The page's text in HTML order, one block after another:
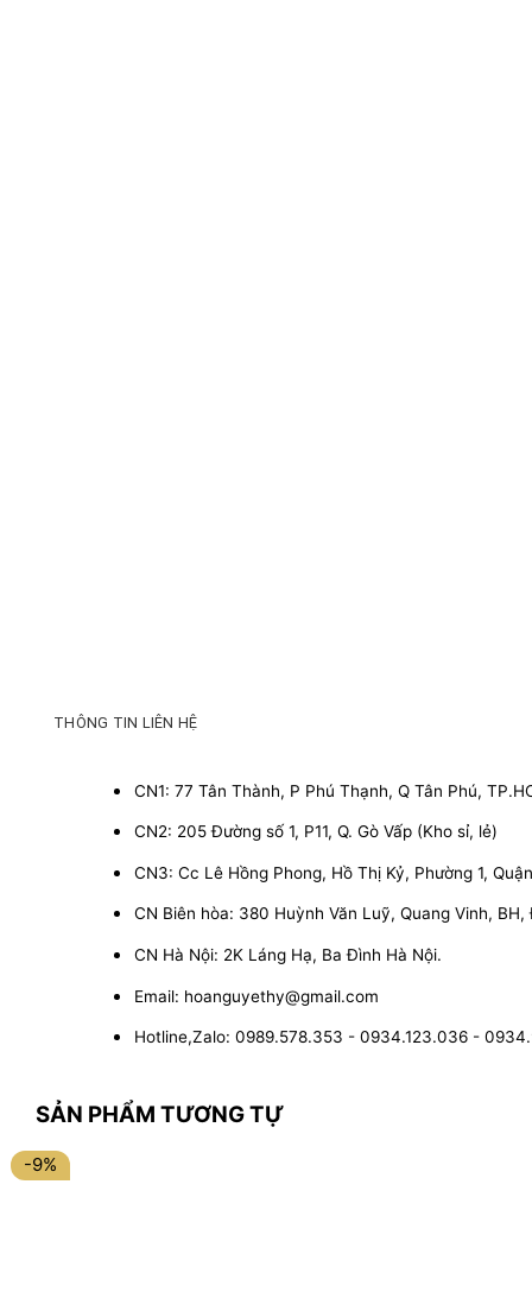
THÔNG TIN LIÊN HỆ
CN1: 77 Tân Thành, P Phú Thạnh, Q Tân Phú,
CN2: 205 Đường số 1, P11, Q. Gò Vấp (Kho sỉ, lẻ)
CN3: Cc Lê Hồng Phong, Hồ Thị Kỷ, Phường 1,
CN Biên hòa: 380 Huỳnh Văn Luỹ, Quang Vinh, BH,
CN Hà Nội: 2K Láng Hạ, Ba Đình Hà Nội.
Email: hoanguyethy@gmail.com
Hotline,Zalo: 0989.578.353 - 0934.123.036 -
SẢN PHẨM TƯƠNG TỰ
-9%